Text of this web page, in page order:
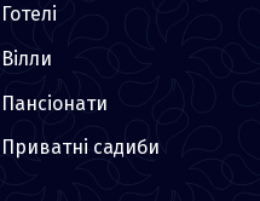
Готелі
Вілли
Пансіонати
Приватні садиби